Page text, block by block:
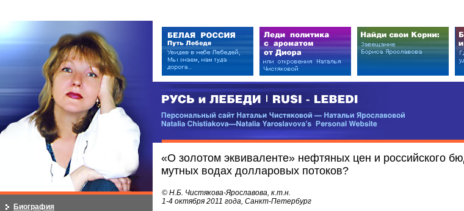
РУСЬ и ЛЕБЕДИ | RUSI — LEBEDI
Персональный сайт Натальи Чистяковой — Натальи Ярославовой
«О золотом эквиваленте» нефтяных цен и российского
мутных водах долларовых потоков?
© Н.Б. Чистякова-Ярославова, к.т.н.
1-4 октября 2011 года, Санкт-Петербург
Биография